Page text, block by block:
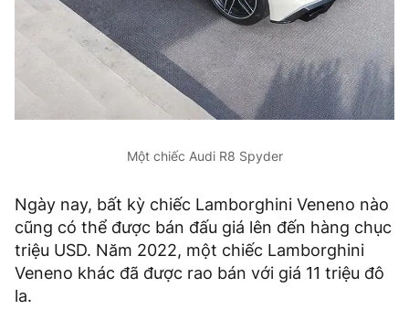
Một chiếc Audi R8 Spyder
Ngày nay, bất kỳ chiếc Lamborghini Veneno nào
cũng có thể được bán đấu giá lên đến hàng chục
triệu USD. Năm 2022, một chiếc Lamborghini
Veneno khác đã được rao bán với giá 11 triệu đô
la.